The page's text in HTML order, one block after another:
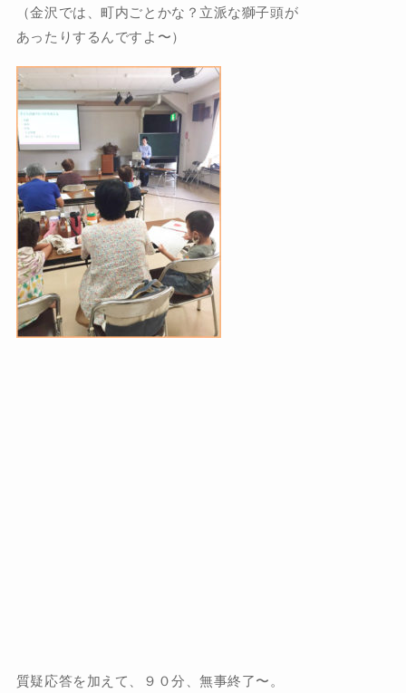
（金沢では、町内ごとかな？立派な獅子頭が
あったりするんですよ〜）
質疑応答を加えて、９０分、無事終了〜。